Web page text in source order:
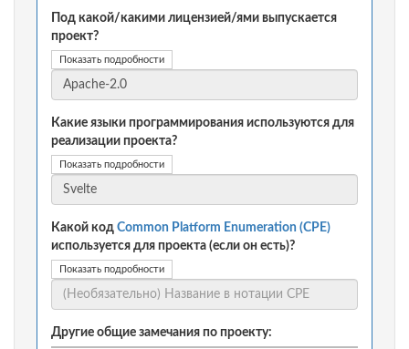
Под какой/какими лицензией/ями выпускается
проект?
Показать подробности
Какие языки программирования используются для
реализации проекта?
Показать подробности
Какой код Common Platform Enumeration (CPE)
используется для проекта (если он есть)?
Показать подробности
Другие общие замечания по проекту: